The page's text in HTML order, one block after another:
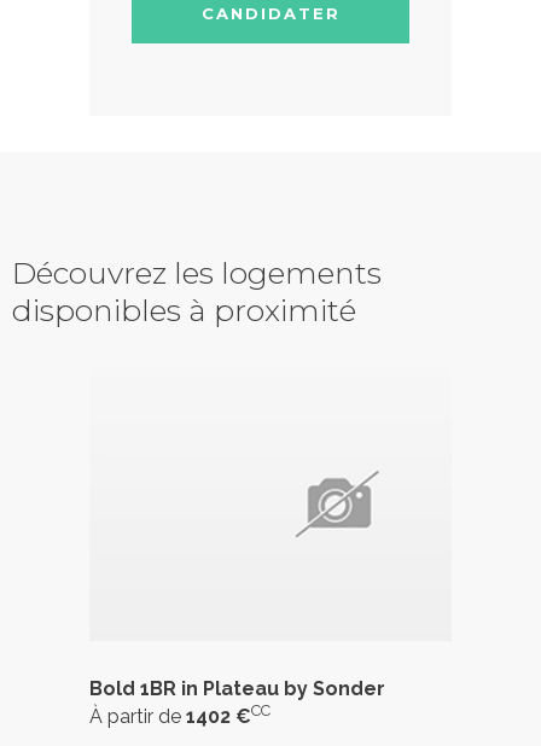
CANDIDATER
Découvrez les logements
disponibles à proximité
Bold 1BR in Plateau by Sonder
À partir de 1402 €CC